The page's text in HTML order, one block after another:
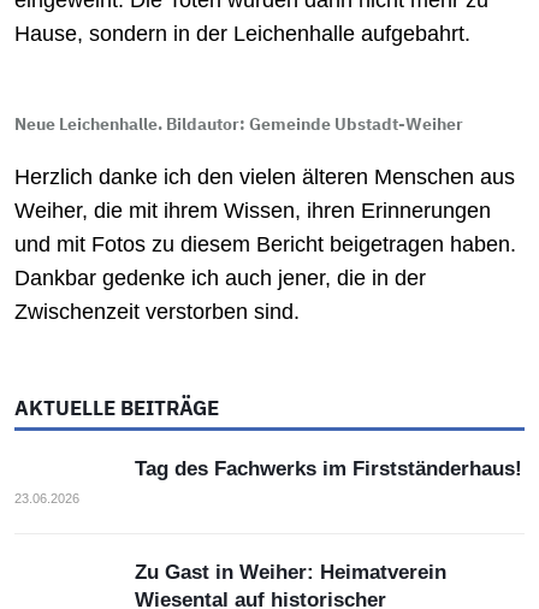
Hause, sondern in der Leichenhalle aufgebahrt.
Neue Leichenhalle. Bildautor: Gemeinde Ubstadt-Weiher
Herzlich danke ich den vielen älteren Menschen aus
Weiher, die mit ihrem Wissen, ihren Erinnerungen
und mit Fotos zu diesem Bericht beigetragen haben.
Dankbar gedenke ich auch jener, die in der
Zwischenzeit verstorben sind.
AKTUELLE BEITRÄGE
Tag des Fachwerks im Firstständerhaus!
23.06.2026
Zu Gast in Weiher: Heimatverein
Wiesental auf historischer